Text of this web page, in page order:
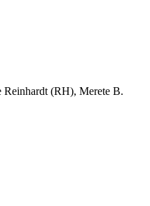
Reinhardt (RH), Merete B.